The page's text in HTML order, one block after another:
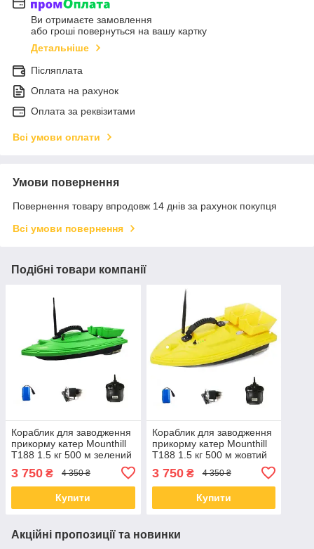
Ви отримаєте замовлення
або гроші повернуться на вашу картку
Детальніше
Післяплата
Оплата на рахунок
Оплата за реквізитами
Всі умови оплати
Умови повернення
Повернення товару впродовж 14 днів за рахунок покупця
Всі умови повернення
Подібні товари компанії
Кораблик для заводження
прикорму катер Mounthill
T188 1.5 кг 500 м зелений
3 750 ₴ 4 350 ₴
Купити
Кораблик для заводження
прикорму катер Mounthill
T188 1.5 кг 500 м жовтий
3 750₴ 4 350 ₴
Купити
Акційні пропозиції та новинки